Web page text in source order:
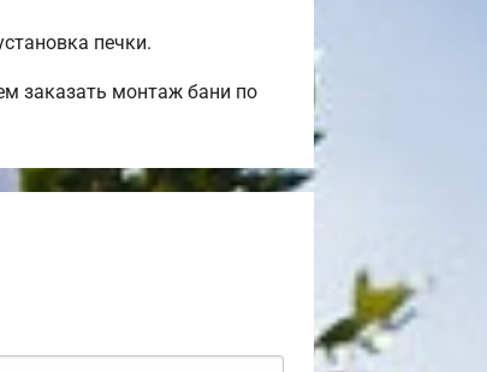
печки.
заказать монтаж бани по